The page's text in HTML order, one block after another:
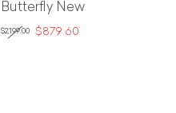
Butterfly New
$2,199.00 $879.60